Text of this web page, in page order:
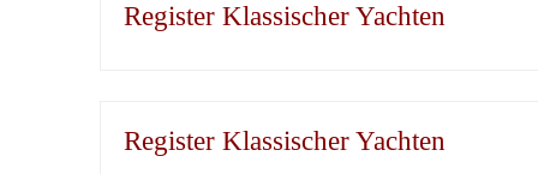
Register Klassischer Yachten
Register Klassischer Yachten